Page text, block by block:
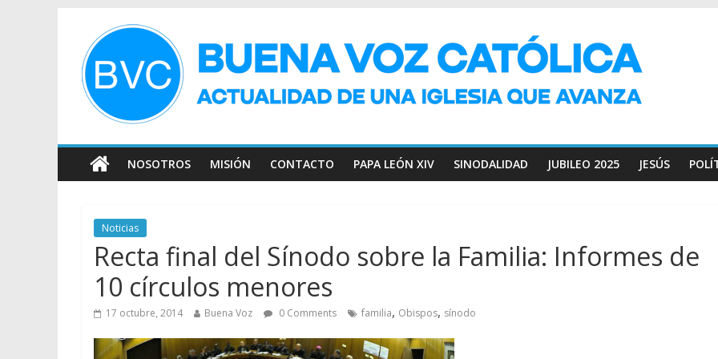
NOSOTROS MISIÓN CONTACTO PAPA LEÓN XIV SINODALIDAD JUBILEO 2025 JESÚS
Noticias
Recta final del Sínodo sobre la Familia: Informes de
10 círculos menores
17 octubre, 2014 Buena Voz 0 Comments familia, Obispos, sínodo